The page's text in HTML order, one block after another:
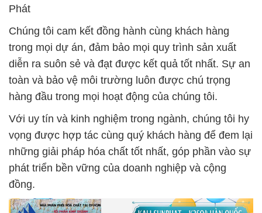
Phát
Chúng tôi cam kết đồng hành cùng khách hàng
trong mọi dự án, đảm bảo mọi quy trình sản xuất
diễn ra suôn sẻ và đạt được kết quả tốt nhất. Sự an
toàn và bảo vệ môi trường luôn được chú trọng
hàng đầu trong mọi hoạt động của chúng tôi.
Với uy tín và kinh nghiệm trong ngành, chúng tôi hy
vọng được hợp tác cùng quý khách hàng để đem lại
những giải pháp hóa chất tốt nhất, góp phần vào sự
phát triển bền vững của doanh nghiệp và cộng
đồng.